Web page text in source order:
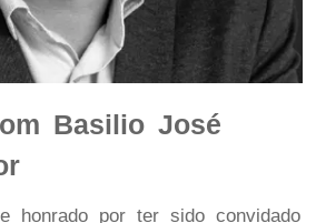
Basilio José
honrado por ter sido convidado